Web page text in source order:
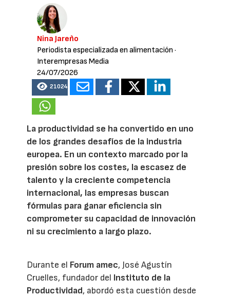
Nina Jareño
Periodista especializada en alimentación ·
Interempresas Media
24/07/2026
21024
La productividad se ha convertido en uno
de los grandes desafíos de la industria
europea. En un contexto marcado por la
presión sobre los costes, la escasez de
talento y la creciente competencia
internacional, las empresas buscan
fórmulas para ganar eficiencia sin
comprometer su capacidad de innovación
ni su crecimiento a largo plazo.
Durante el Forum amec, José Agustín
Cruelles, fundador del Instituto de la
Productividad, abordó esta cuestión desde